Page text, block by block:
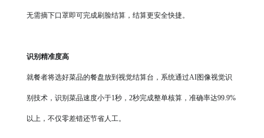
无需摘下口罩即可完成刷脸结算，结算更安全快捷。
识别精准度高
就餐者将选好菜品的餐盘放到视觉结算台，系统通过AI图像视觉识
别技术，识别菜品速度小于1秒，2秒完成整单核算，准确率达99.9%
以上，不仅零差错还节省人工。